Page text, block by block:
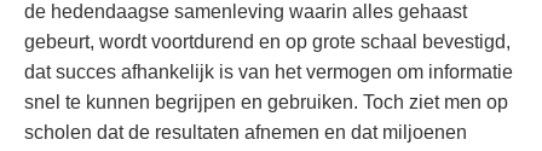
de hedendaagse samenleving waarin alles gehaast
gebeurt, wordt voortdurend en op grote schaal bevestigd,
dat succes afhankelijk is van het vermogen om informatie
snel te kunnen begrijpen en gebruiken. Toch ziet men op
scholen dat de resultaten afnemen en dat miljoenen